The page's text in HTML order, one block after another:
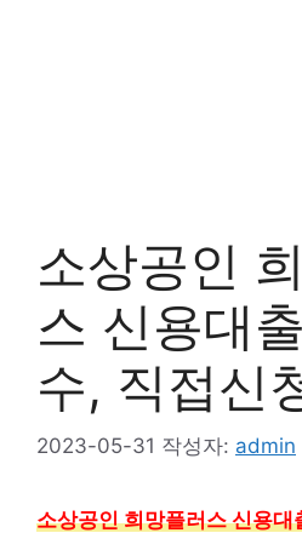
소상공인
스 신용대
수, 직접신
2023-05-31 작성자: admin
소상공인 희망플러스 신용대